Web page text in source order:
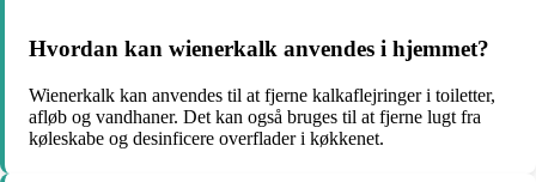
Hvordan kan wienerkalk anvendes i hjemmet?
Wienerkalk kan anvendes til at fjerne kalkaflejringer i toiletter,
afløb og vandhaner. Det kan også bruges til at fjerne lugt fra
køleskabe og desinficere overflader i køkkenet.